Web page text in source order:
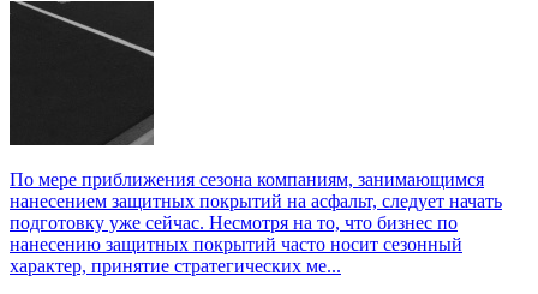
По мере приближения сезона компаниям, занимающимся
нанесением защитных покрытий на асфальт, следует начать
подготовку уже сейчас. Несмотря на то, что бизнес по
нанесению защитных покрытий часто носит сезонный
характер, принятие стратегических ме...